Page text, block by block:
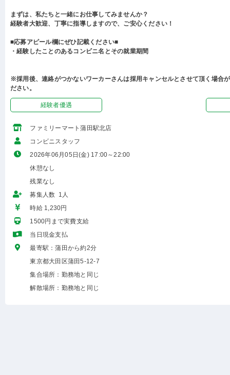
まずは、私たちと一緒にお仕事してみませんか？
経験者大歓迎、丁寧に指導しますので、ご安心ください！
■応募アピール欄にぜひ記載ください■
・経験したことのあるコンビニ名とその就業期間
※採用後、連絡がつかないワーカーさんは採用キャンセルとさせて頂く場合
ださい。
経験者優遇
ファミリーマート蒲田駅北店
コンビニスタッフ
2026年06月05日(金) 17:00～22:00
休憩なし
残業なし
募集人数 1人
時給 1,230円
1500円まで実費支給
当日現金支払
最寄駅：蒲田から約2分
東京都大田区蒲田5-12-7
集合場所：勤務地と同じ
解散場所：勤務地と同じ